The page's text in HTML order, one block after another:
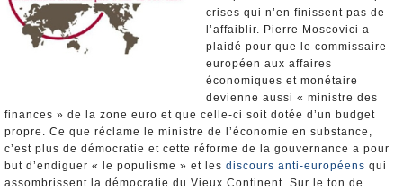
crises qui n’en finissent pas de
l’affaiblir. Pierre Moscovici a
plaidé pour que le commissaire
européen aux affaires
économiques et monétaire
devienne aussi « ministre des
finances » de la zone euro et que celle-ci soit dotée d’un budget
propre. Ce que réclame le ministre de l’économie en substance,
c’est plus de démocratie et cette réforme de la gouvernance a pour
but d’endiguer « le populisme » et les discours anti-européens qui
assombrissent la démocratie du Vieux Continent. Sur le ton de